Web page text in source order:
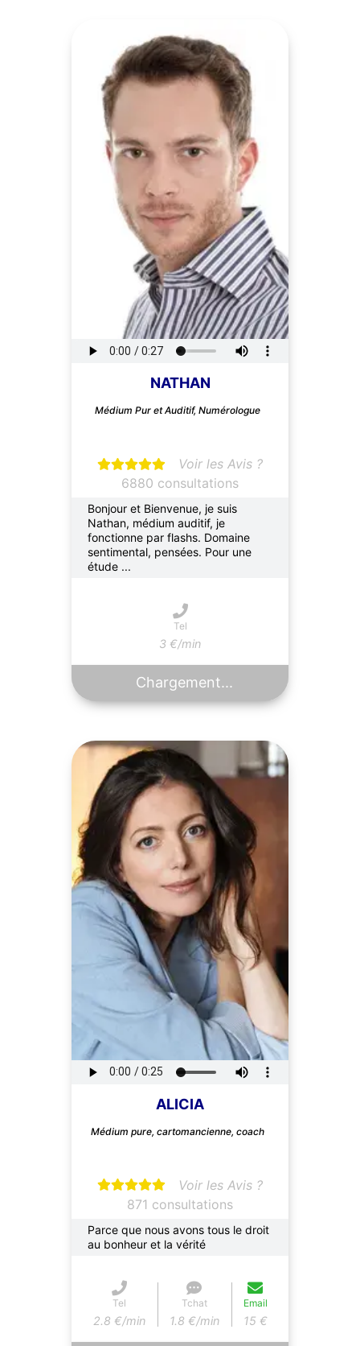
NATHAN
Médium Pur et Auditif, Numérologue
Voir les Avis ?
6880 consultations
Bonjour et Bienvenue, je suis
Nathan, médium auditif, je
fonctionne par flashs. Domaine
sentimental, pensées. Pour une
étude ...
Tel
3 €/min
Chargement...
ALICIA
Médium pure, cartomancienne, coach
Voir les Avis ?
871 consultations
Parce que nous avons tous le droit
au bonheur et la vérité
Tel
2.8 €/min
Tchat
1.8 €/min
Email
15 €